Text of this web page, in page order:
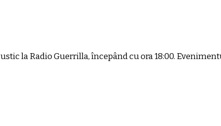
la Radio Guerrilla, începând cu ora 18:00.